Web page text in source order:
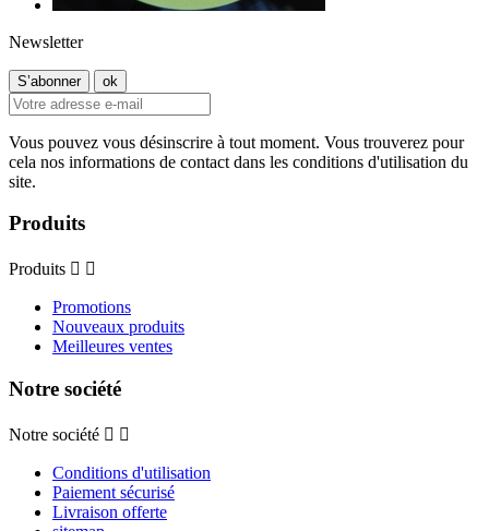
Newsletter
Vous pouvez vous désinscrire à tout moment. Vous trouverez pour
cela nos informations de contact dans les conditions d'utilisation du
site.
Produits
Produits  
Promotions
Nouveaux produits
Meilleures ventes
Notre société
Notre société  
Conditions d'utilisation
Paiement sécurisé
Livraison offerte